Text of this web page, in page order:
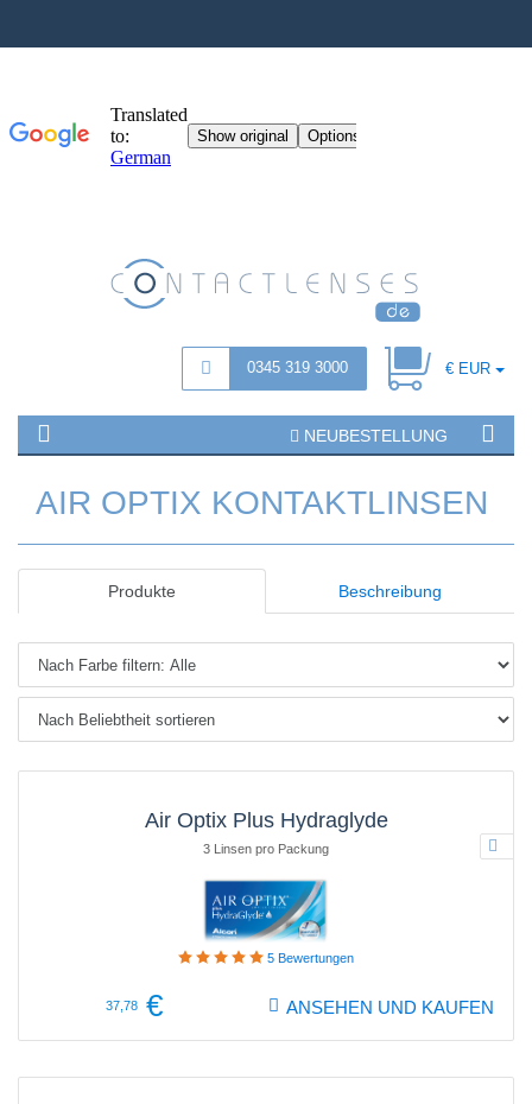
0345 319 3000 € EUR
NEUBESTELLUNG
AIR OPTIX KONTAKTLINSEN
Produkte Beschreibung
Air Optix Plus Hydraglyde
3 Linsen pro Packung
5 Bewertungen
37,78 € ANSEHEN UND KAUFEN